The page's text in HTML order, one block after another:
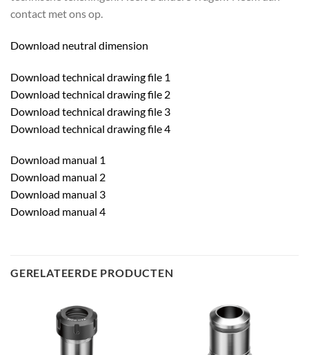
contact met ons op.
Download neutral dimension
Download technical drawing file 1
Download technical drawing file 2
Download technical drawing file 3
Download technical drawing file 4
Download manual 1
Download manual 2
Download manual 3
Download manual 4
GERELATEERDE PRODUCTEN